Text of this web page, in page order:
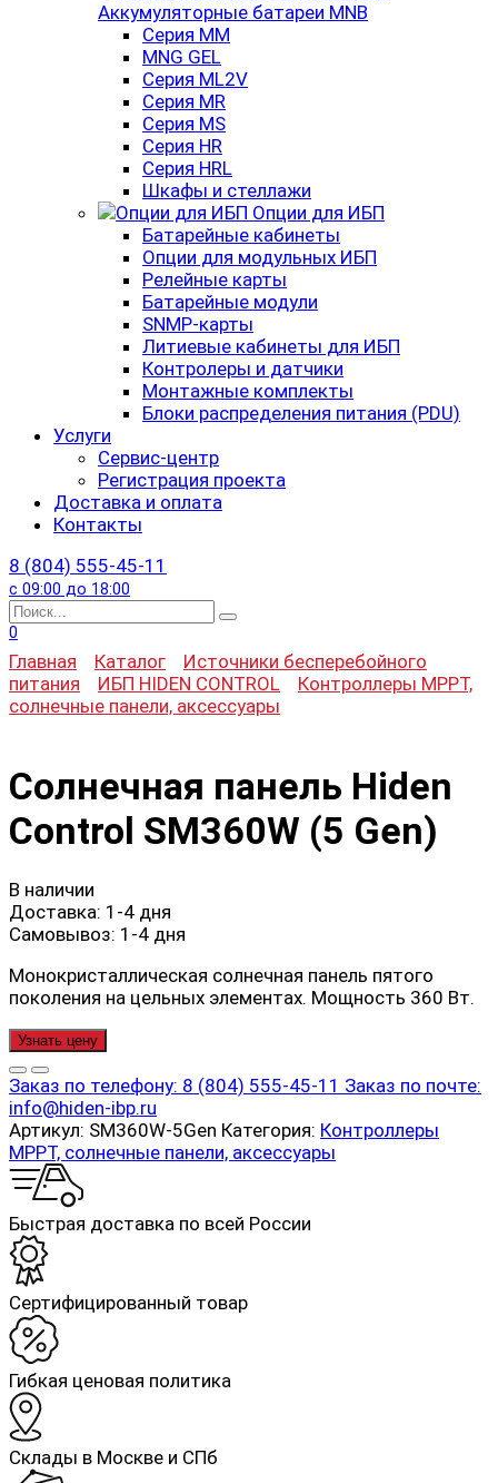
Аккумуляторные батареи MNB
Серия MM
MNG GEL
Серия ML2V
Серия MR
Серия MS
Серия HR
Серия HRL
Шкафы и стеллажи
Опции для ИБП
Батарейные кабинеты
Опции для модульных ИБП
Релейные карты
Батарейные модули
SNMP-карты
Литиевые кабинеты для ИБП
Контролеры и датчики
Монтажные комплекты
Блоки распределения питания (PDU)
Услуги
Сервис-центр
Регистрация проекта
Доставка и оплата
Контакты
8 (804) 555-45-11
с 09:00 до 18:00
Search
for:
0
Главная Каталог
Источники бесперебойного
питания
ИБП HIDEN CONTROL
Контроллеры MPPT,
солнечные панели, аксессуары
Солнечная панель Hiden
Control SM360W (5 Gen)
В наличии
Доставка: 1-4 дня
Самовывоз: 1-4 дня
Монокристаллическая солнечная панель пятого
поколения на цельных элементах. Мощность 360 Вт.
Узнать цену
Заказ по телефону: 8 (804) 555-45-11 Заказ по почте:
info@hiden-ibp.ru
Артикул: SM360W-5Gen Категория: Контроллеры
MPPT, солнечные панели, аксессуары
Быстрая доставка по всей России
Cертифицированный товар
Гибкая ценовая политика
Склады в Москве и СПб